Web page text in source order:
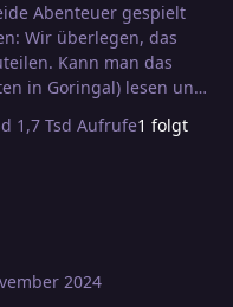
Abenteuer gespielt
Wir überlegen, das
Kann man das
in Goringal) lesen und
Abenteuer noch nicht
Lesen Dinge, die
Abenteuer nehmen
1,7 Tsd Aufrufe1 folgt
2024